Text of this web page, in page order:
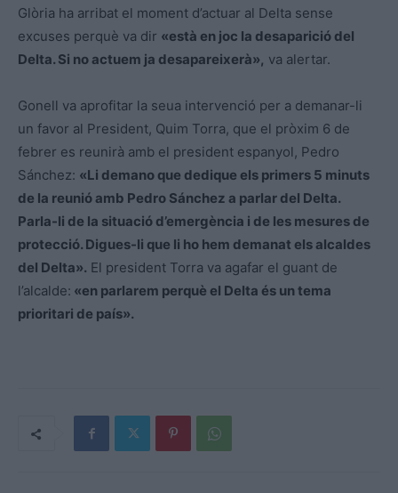
Glòria ha arribat el moment d’actuar al Delta sense
excuses perquè va dir «està en joc la desaparició del
Delta. Si no actuem ja desapareixerà», va alertar.
Gonell va aprofitar la seua intervenció per a demanar-li
un favor al President, Quim Torra, que el pròxim 6 de
febrer es reunirà amb el president espanyol, Pedro
Sánchez: «Li demano que dedique els primers 5 minuts
de la reunió amb Pedro Sánchez a parlar del Delta.
Parla-li de la situació d’emergència i de les mesures de
protecció. Digues-li que li ho hem demanat els alcaldes
del Delta». El president Torra va agafar el guant de
l’alcalde: «en parlarem perquè el Delta és un tema
prioritari de país».